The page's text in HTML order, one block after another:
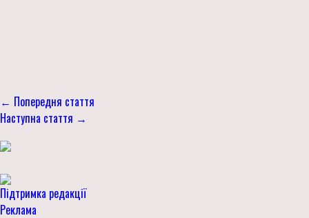
← Попередня стаття
Наступна стаття →
Підтримка редакції
Реклама